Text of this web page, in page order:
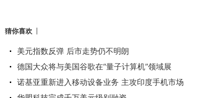
猜你喜欢
美元指数反弹 后市走势仍不明朗
德国大众将与美国谷歌在“量子计算机”领域展
诺基亚重新进入移动设备业务 主攻印度手机市场